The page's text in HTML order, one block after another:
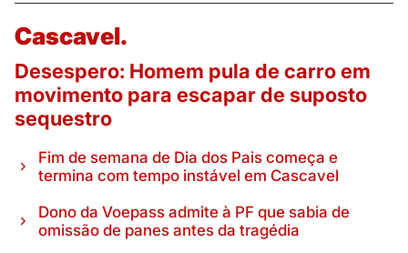
Cascavel.
Desespero: Homem pula de carro em
movimento para escapar de suposto
sequestro
Fim de semana de Dia dos Pais começa e
termina com tempo instável em Cascavel
Dono da Voepass admite à PF que sabia de
omissão de panes antes da tragédia